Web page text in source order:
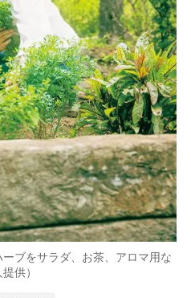
ブをサラダ、お茶、アロマ用な
供）